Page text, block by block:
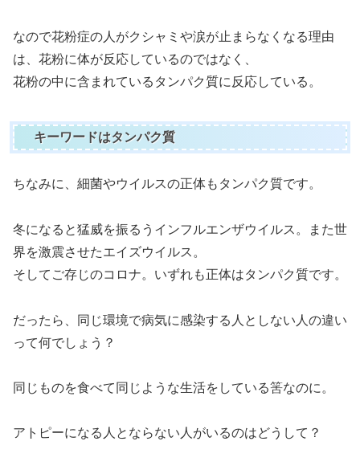
なので花粉症の人がクシャミや涙が止まらなくなる理由
は、花粉に体が反応しているのではなく、
花粉の中に含まれているタンパク質に反応している。
キーワードはタンパク質
ちなみに、細菌やウイルスの正体もタンパク質です。
冬になると猛威を振るうインフルエンザウイルス。また世
界を激震させたエイズウイルス。
そしてご存じのコロナ。いずれも正体はタンパク質です。
だったら、同じ環境で病気に感染する人としない人の違い
って何でしょう？
同じものを食べて同じような生活をしている筈なのに。
アトピーになる人とならない人がいるのはどうして？